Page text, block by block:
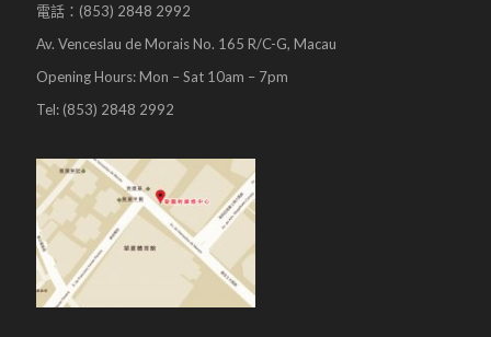
電話：(853) 2848 2992
Av. Venceslau de Morais No. 165 R/C-G, Macau
Opening Hours: Mon – Sat 10am – 7pm
Tel: (853) 2848 2992